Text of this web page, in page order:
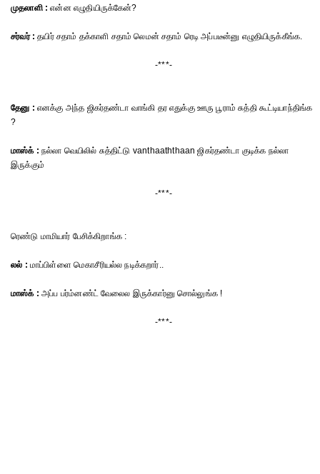
முதலாளி : என்ன எழுதியிருக்கேன்?
சர்வர் : தயிர் சதாம் தக்காளி சதாம் லெமன் சதாம் ரெடி அப்படீன்னு எழுதியிருக்கீங்க.
-***-
தேனு : எனக்கு அந்த ஜிகர்தண்டா வாங்கி தர எதுக்கு ஊரு பூராம் சுத்தி கூட்டியாந்திங்க
?
மாஸ்க் : நல்லா வெயிலில் சுத்திட்டு vanthaaththaan ஜிகர்தண்டா குடிக்க நல்லா
இருக்கும்
-***-
ரெண்டு மாமியார் பேசிக்கிறாங்க :
லல் : மாப்பிள்ளை மெகாசீரியல்ல நடிக்கறார்..
மாஸ்க் : அப்ப பர்ம்னண்ட் வேலைல இருக்கார்னு சொல்லுங்க !
-***-